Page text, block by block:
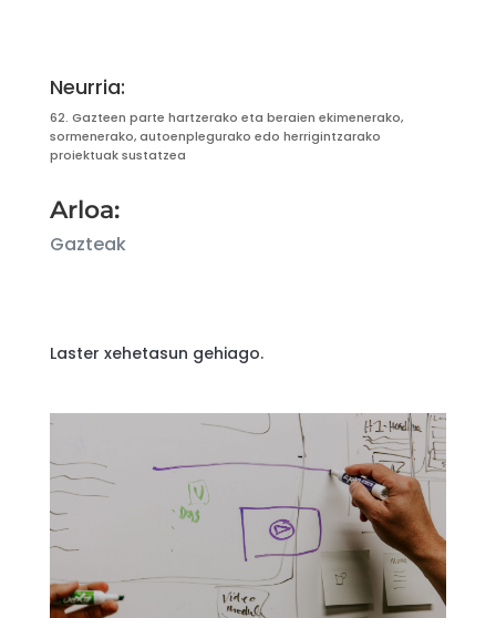
Neurria:
62. Gazteen parte hartzerako eta beraien ekimenerako,
sormenerako, autoenplegurako edo herrigintzarako
proiektuak sustatzea
Arloa:
Gazteak
Laster xehetasun gehiago.